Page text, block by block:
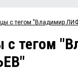
c тегом "Владимир
c тегом